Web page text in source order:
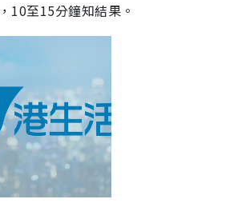
10至15分鐘知結果。